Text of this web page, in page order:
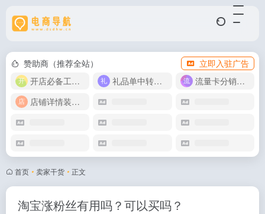
赞助商（推荐全站）
立即入驻广告
开店必备工具箱
礼品单中转同步单
流量卡分销代理
店铺详情装修模版
首页 • 卖家干货 • 正文
淘宝涨粉丝有用吗？可以买吗？